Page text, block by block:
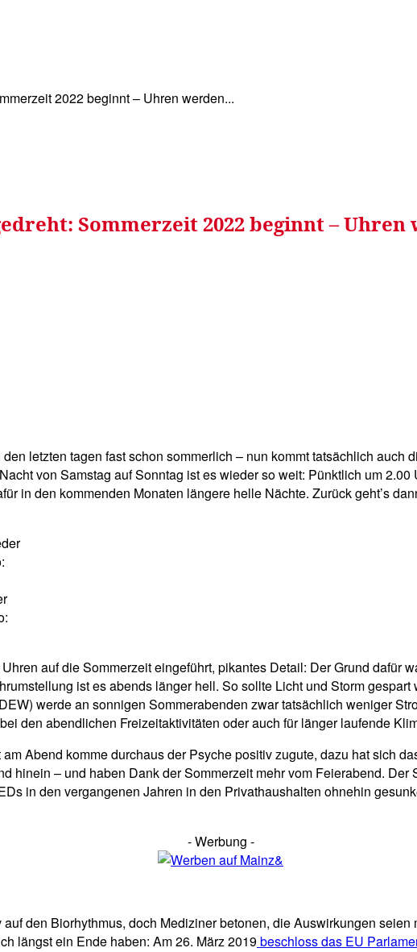
2022 beginnt – Uhren werden...
Sommerzeit 2022 beginnt –
letzten tagen fast schon sommerlich – nun kommt tatsächlich auch
von Samstag auf Sonntag ist es wieder so weit: Pünktlich um
in den kommenden Monaten längere helle Nächte. Zurück geht’s
auf die Sommerzeit eingeführt, pikantes Detail: Der Grund dafür
ist es abends länger hell. So sollte Licht und Storm
werde an sonnigen Sommerabenden zwar tatsächlich weniger
den abendlichen Freizeitaktivitäten oder auch für länger laufende
Abend komme durchaus der Psyche positiv zugute, dazu hat sich
hinein – und haben Dank der Sommerzeit mehr vom Feierabend. Der
in den vergangenen Jahren in den Privathaushalten ohnehin
- Werbung -
den Biorhythmus, doch Mediziner betonen, die Auswirkungen
längst ein Ende haben: Am 26. März 2019beschloss das EU